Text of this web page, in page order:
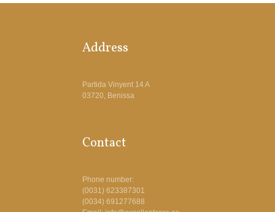
Address
Partida Vinyent 14 A
03720, Benissa
Contact
Phone number:
(0031) 623387301
(0034) 691277688